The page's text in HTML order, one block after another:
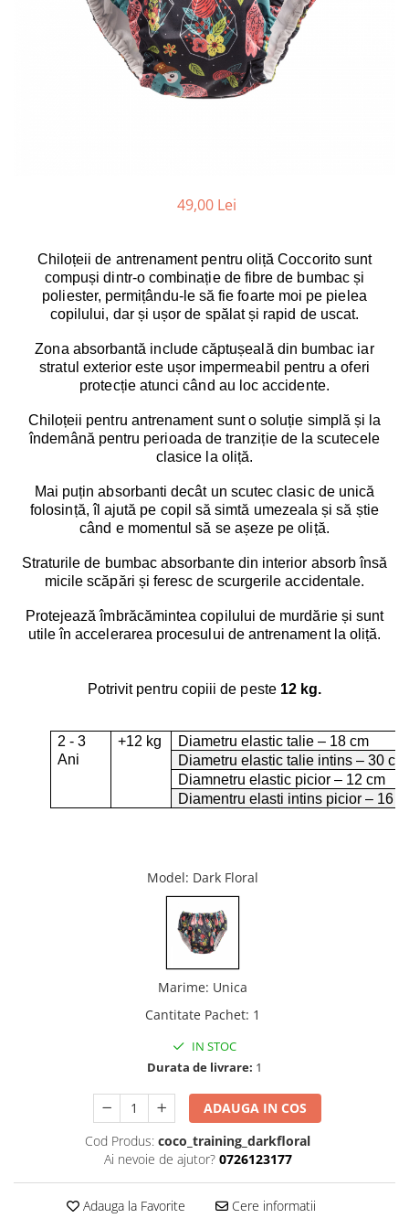
Jucarii pentru dentitie
CHARLIE BANANA
Chilotei de antrenament la olita
Olite si reductoare
BABIATORS
49,00 Lei
Chiloțeii de antrenament pentru oliță Coccorito sunt
compuși dintr-o combinație de fibre de bumbac și
poliester, permițându-le să fie foarte moi pe pielea
copilului, dar și ușor de spălat și rapid de uscat.
Zona absorbantă include căptușeală din bumbac iar
stratul exterior este ușor impermeabil pentru a oferi
protecție atunci când au loc accidente.
Chiloțeii pentru antrenament sunt o soluție simplă și la
îndemână pentru perioada de tranziție de la scutecele
clasice la oliță.
Mai puțin absorbanti decât un scutec clasic de unică
folosință, îl ajută pe copil să simtă umezeala și să știe
când e momentul să se așeze pe oliță.
Straturile de bumbac absorbante din interior absorb însă
micile scăpări și feresc de scurgerile accidentale.
Protejează îmbrăcămintea copilului de murdărie și sunt
utile în accelerarea procesului de antrenament la oliță.
Potrivit pentru copiii de peste 12 kg.
2 - 3
Ani
+12 kg
Diametru elastic talie – 18 cm
Diametru elastic talie intins – 30 cm
Diamnetru elastic picior – 12 cm
Diamentru elasti intins picior – 16
Model: Dark Floral
Marime: Unica
Cantitate Pachet: 1
IN STOC
Durata de livrare: 1
ADAUGA IN COS
Cod Produs: coco_training_darkfloral
Ai nevoie de ajutor? 0726123177
Adauga la Favorite Cere informatii